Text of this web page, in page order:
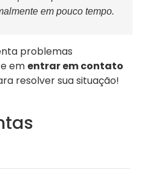
em pouco tempo.
problemas
em entrar em contato
resolver sua situação!